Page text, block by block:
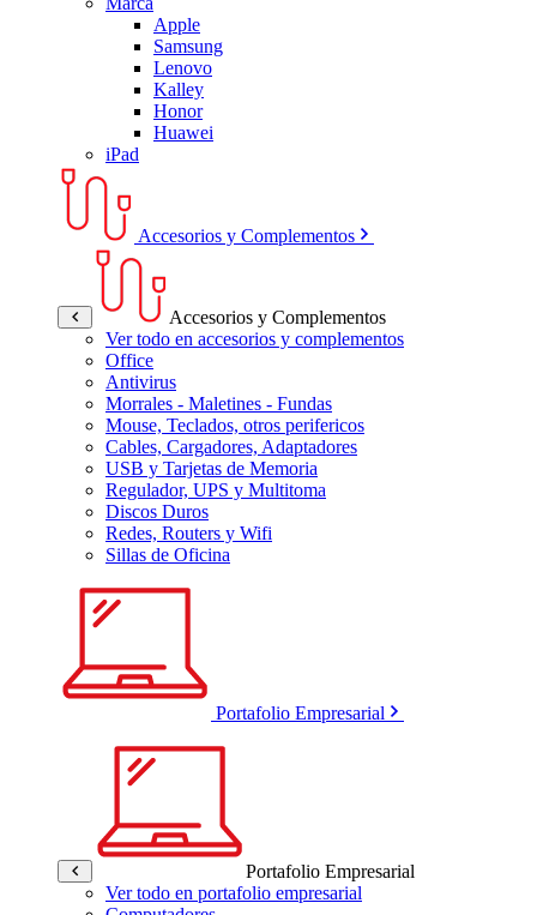
Apple
Samsung
Lenovo
Kalley
Honor
Huawei
iPad
Accesorios y Complementos
Accesorios y Complementos
Ver todo en accesorios y complementos
Office
Antivirus
Morrales - Maletines - Fundas
Mouse, Teclados, otros perifericos
Cables, Cargadores, Adaptadores
USB y Tarjetas de Memoria
Regulador, UPS y Multitoma
Discos Duros
Redes, Routers y Wifi
Sillas de Oficina
Portafolio Empresarial
Portafolio Empresarial
Ver todo en portafolio empresarial